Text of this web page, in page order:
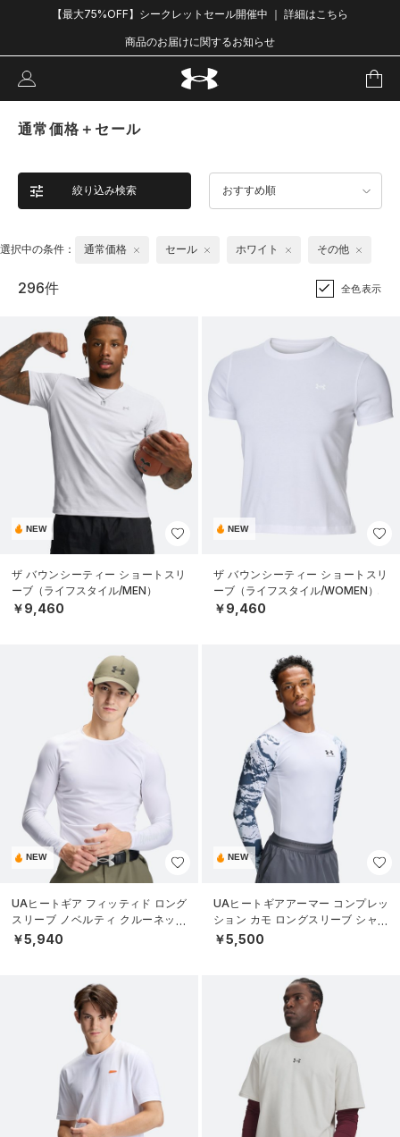
【最大75%OFF】シークレットセール開催中 ｜ 詳細はこちら
商品のお届けに関するお知らせ
通常価格＋セール
絞り込み検索 おすすめ順
選択中の条件： 通常価格 セール ホワイト その他
296件 全色表示
NEW
ザ バウンシーティー ショートスリ
ーブ（ライフスタイル/MEN）
￥9,460
NEW
ザ バウンシーティー ショートスリ
ーブ（ライフスタイル/WOMEN）
￥9,460
NEW
UAヒートギア フィッティド ロング
スリーブ ノベルティ クルーネック
シャツ（ゴルフ/MEN）
￥5,940
NEW
UAヒートギアアーマー コンプレッ
ション カモ ロングスリーブ シャツ
（トレーニング/MEN）
￥5,500